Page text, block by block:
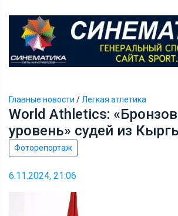
Главные новости / Легкая атлетика
World Athletics:
уровень» судей из
Фоторепортаж
6.11.2024, 21:06